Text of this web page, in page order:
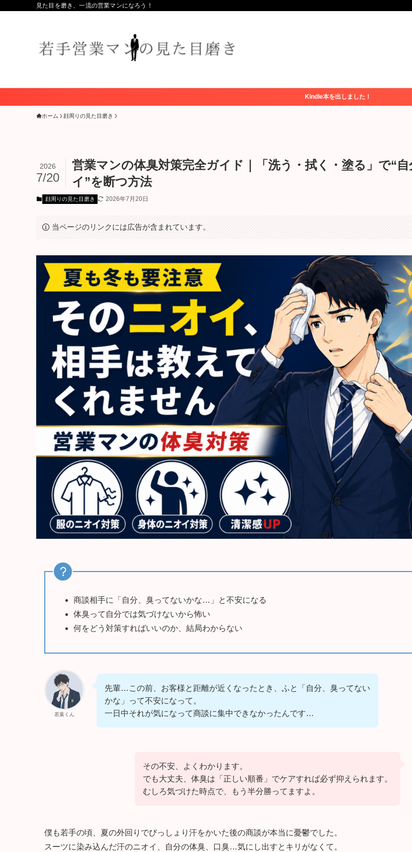
見た目を磨き、一流の営業マンになろう！
Kindle本を出しました！
ホーム 顔周りの見た目磨き
営業マンの体臭対策完全ガイド｜「洗う・拭く・塗る」で“
イ”を断つ方法
2026
7/20
顔周りの見た目磨き 2026年7月20日
当ページのリンクには広告が含まれています。
商談相手に「自分、臭ってないかな…」と不安になる
体臭って自分では気づけないから怖い
何をどう対策すればいいのか、結局わからない
若葉くん
先輩…この前、お客様と距離が近くなったとき、ふと「自分、臭ってない
かな」って不安になって。
一日中それが気になって商談に集中できなかったんです…
その不安、よくわかります。
でも大丈夫、体臭は「正しい順番」でケアすれば必ず抑えられます。
むしろ気づけた時点で、もう半分勝ってますよ。
僕も若手の頃、夏の外回りでびっしょり汗をかいた後の商談が本当に憂鬱でした。
スーツに染み込んだ汗のニオイ、自分の体臭、口臭…気にし出すとキリがなくて。